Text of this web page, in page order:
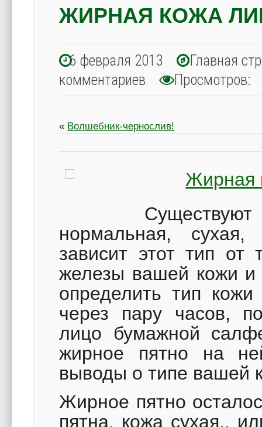
ЖИРНАЯ КОЖА
6 февраля 2013
Главная
комментариев
Просмотров:
« Волшебник-чернослив!
Существуют
нормальная,
зависит этот тип от
железы вашей кожи и
определить тип
через пару часов,
лицо бумажной
жирное пятно на
выводы о типе вашей
Жирное пятно
пятна, кожа сухая.,